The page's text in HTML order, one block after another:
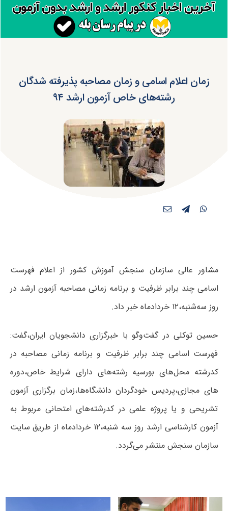
زمان اعلام اسامی و زمان مصاحبه پذیرفته شدگان
رشته‌های خاص آزمون ارشد ۹۴
مشاور عالی سازمان سنجش آموزش کشور از اعلام فهرست
اسامی چند برابر ظرفیت و برنامه زمانی مصاحبه آزمون ارشد در
روز سه‌شنبه،۱۲ خردادماه خبر داد.
حسین توکلی در گفت‌و‌گو با خبرگزاری دانشجویان ایران،گفت:
فهرست اسامی چند برابر ظرفیت و برنامه زمانی مصاحبه در
کدرشته محل‌های بورسیه رشته‌های دارای شرایط خاص،دوره
های مجازی،پردیس خودگردان دانشگاه‌ها،زمان برگزاری آزمون
تشریحی و یا پروژه علمی در کدرشته‌های امتحانی مربوط به
آزمون کارشناسی ارشد روز سه شنبه،۱۲ خردادماه از طریق سایت
سازمان سنجش منتشر می‌گردد.